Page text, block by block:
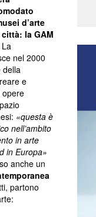
d’arte
la GAM
La
nel 2000
della
e
opere
«questa è
nell’ambito
in arte
in Europa»
anche un
partono